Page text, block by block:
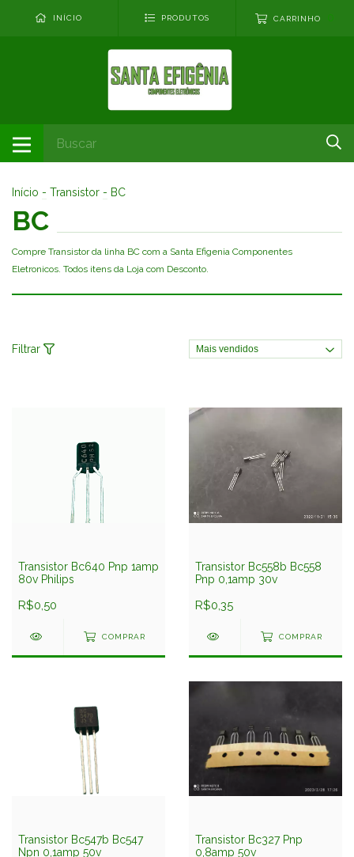
INÍCIO PRODUTOS CARRINHO
Início - Transistor - BC
BC
Compre Transistor da linha BC com a Santa Efigenia Componentes
Eletronicos. Todos itens da Loja com Desconto.
Filtrar
Transistor Bc640 Pnp 1amp
80v Philips
R$0,50
COMPRAR
Transistor Bc558b Bc558
Pnp 0,1amp 30v
R$0,35
COMPRAR
Transistor Bc547b Bc547
Npn 0,1amp 50v
Transistor Bc327 Pnp
0,8amp 50v